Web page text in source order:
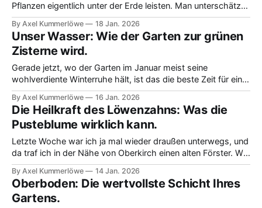
Pflanzen eigentlich unter der Erde leisten. Man unterschätzt
doch leicht, wie weit sich Gemüsewurzeln wirklich
ausbreiten können. Starke Zehrer wie Kürbisse oder
Tomaten können bei optimalen Bedingungen bis zu drei
Meter in die Tiefe reichen, das ist schon eine beachtliche
Leistung. Wer
By Axel Kummerlöwe 18 Jan. 2026
Unser Wasser: Wie der Garten zur grünen
Zisterne wird.
Gerade jetzt, wo der Garten im Januar meist seine
wohlverdiente Winterruhe hält, ist das die beste Zeit für eine
strategische Planung. Es geht um unser Wasser, das in den
letzten Jahren ja immer knapper wurde. Statt zuzusehen,
wie wertvolles Regenwasser einfach vom Boden abläuft,
kann man schon jetzt überlegen, wie
By Axel Kummerlöwe 16 Jan. 2026
Die Heilkraft des Löwenzahns: Was die
Pusteblume wirklich kann.
Letzte Woche war ich ja mal wieder draußen unterwegs, und
da traf ich in der Nähe von Oberkirch einen alten Förster. Wir
kamen ins Gespräch, und er belehrte mich eines Besseren,
was den Löwenzahn angeht. Ehrlich gesagt dachte ich
immer, er sei nur im Frühling interessant. Aber der Förster
erklärte
By Axel Kummerlöwe 14 Jan. 2026
Oberboden: Die wertvollste Schicht Ihres
Gartens.